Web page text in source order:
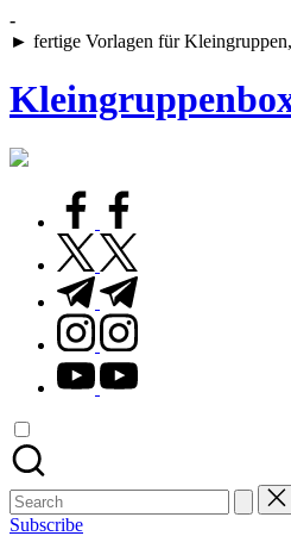
Skip
to
-
► fertige Vorlagen für
Gemeinsam
wachsen,
leben
facebook.com
twitter.com
t.me
instagram.com
youtube.com
Search
for:
Subscribe